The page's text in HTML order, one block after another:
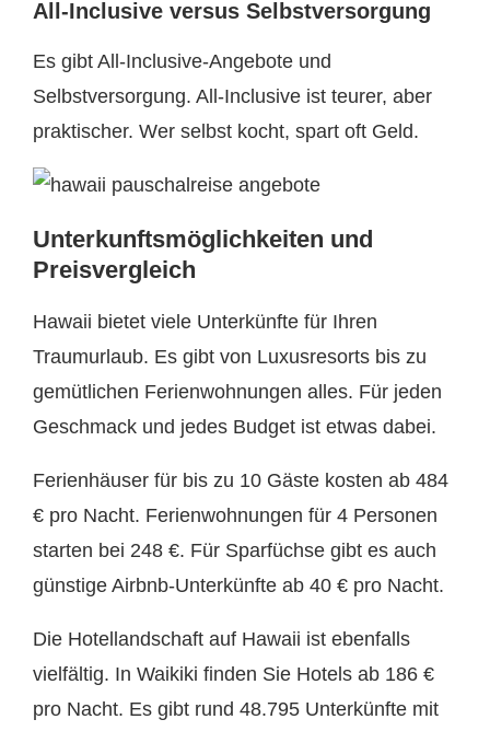
All-Inclusive versus Selbstversorgung
Es gibt All-Inclusive-Angebote und
Selbstversorgung. All-Inclusive ist teurer, aber
praktischer. Wer selbst kocht, spart oft Geld.
Unterkunftsmöglichkeiten und
Preisvergleich
Hawaii bietet viele Unterkünfte für Ihren
Traumurlaub. Es gibt von Luxusresorts bis zu
gemütlichen Ferienwohnungen alles. Für jeden
Geschmack und jedes Budget ist etwas dabei.
Ferienhäuser für bis zu 10 Gäste kosten ab 484
€ pro Nacht. Ferienwohnungen für 4 Personen
starten bei 248 €. Für Sparfüchse gibt es auch
günstige Airbnb-Unterkünfte ab 40 € pro Nacht.
Die Hotellandschaft auf Hawaii ist ebenfalls
vielfältig. In Waikiki finden Sie Hotels ab 186 €
pro Nacht. Es gibt rund 48.795 Unterkünfte mit